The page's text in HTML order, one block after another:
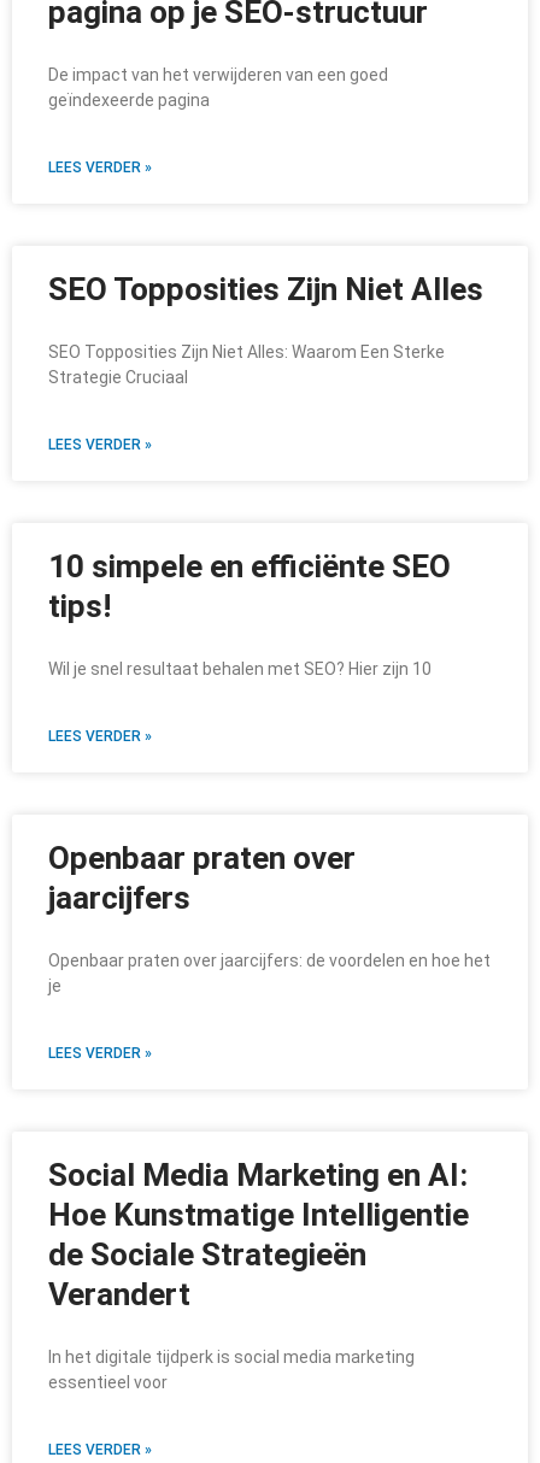
pagina op je SEO-structuur
De impact van het verwijderen van een goed
geïndexeerde pagina
LEES VERDER »
SEO Topposities Zijn Niet Alles
SEO Topposities Zijn Niet Alles: Waarom Een Sterke
Strategie Cruciaal
LEES VERDER »
10 simpele en efficiënte SEO
tips!
Wil je snel resultaat behalen met SEO? Hier zijn 10
LEES VERDER »
Openbaar praten over
jaarcijfers
Openbaar praten over jaarcijfers: de voordelen en hoe het
je
LEES VERDER »
Social Media Marketing en AI:
Hoe Kunstmatige Intelligentie
de Sociale Strategieën
Verandert
In het digitale tijdperk is social media marketing
essentieel voor
LEES VERDER »